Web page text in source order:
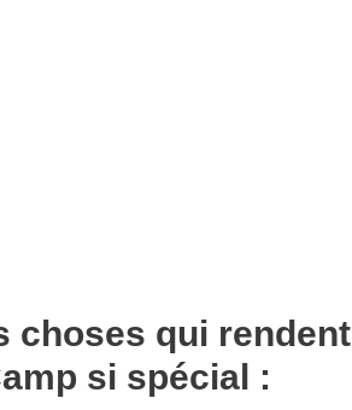
choses qui rendent
si spécial :